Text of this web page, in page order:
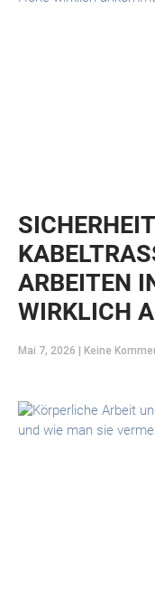
ARBEITEN
WIRKLICH
Mai 7, 2026 Keine